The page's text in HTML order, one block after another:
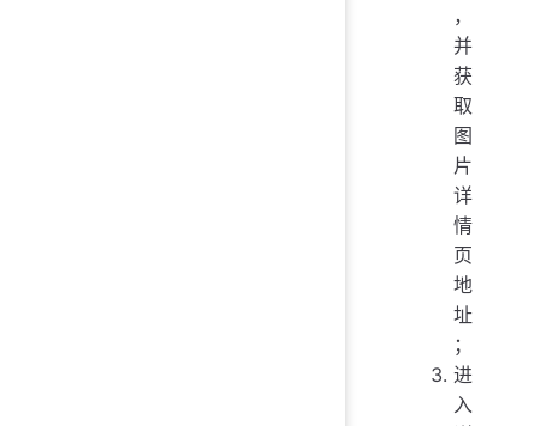
，
并
获
取
图
片
详
情
页
地
址
；
进
入